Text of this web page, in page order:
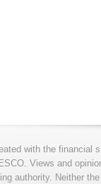
with the financial
Views and
authority. Neither